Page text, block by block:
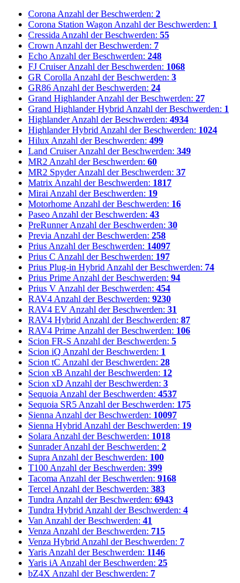
Corona Anzahl der Beschwerden: 2
Corona Station Wagon Anzahl der Beschwerden: 1
Cressida Anzahl der Beschwerden: 55
Crown Anzahl der Beschwerden: 7
Echo Anzahl der Beschwerden: 248
FJ Cruiser Anzahl der Beschwerden: 1068
GR Corolla Anzahl der Beschwerden: 3
GR86 Anzahl der Beschwerden: 24
Grand Highlander Anzahl der Beschwerden: 27
Grand Highlander Hybrid Anzahl der Beschwerden: 1
Highlander Anzahl der Beschwerden: 4934
Highlander Hybrid Anzahl der Beschwerden: 1024
Hilux Anzahl der Beschwerden: 499
Land Cruiser Anzahl der Beschwerden: 349
MR2 Anzahl der Beschwerden: 60
MR2 Spyder Anzahl der Beschwerden: 37
Matrix Anzahl der Beschwerden: 1817
Mirai Anzahl der Beschwerden: 19
Motorhome Anzahl der Beschwerden: 16
Paseo Anzahl der Beschwerden: 43
PreRunner Anzahl der Beschwerden: 30
Previa Anzahl der Beschwerden: 258
Prius Anzahl der Beschwerden: 14097
Prius C Anzahl der Beschwerden: 197
Prius Plug-in Hybrid Anzahl der Beschwerden: 74
Prius Prime Anzahl der Beschwerden: 94
Prius V Anzahl der Beschwerden: 454
RAV4 Anzahl der Beschwerden: 9230
RAV4 EV Anzahl der Beschwerden: 31
RAV4 Hybrid Anzahl der Beschwerden: 87
RAV4 Prime Anzahl der Beschwerden: 106
Scion FR-S Anzahl der Beschwerden: 5
Scion iQ Anzahl der Beschwerden: 1
Scion tC Anzahl der Beschwerden: 28
Scion xB Anzahl der Beschwerden: 12
Scion xD Anzahl der Beschwerden: 3
Sequoia Anzahl der Beschwerden: 4537
Sequoia SR5 Anzahl der Beschwerden: 175
Sienna Anzahl der Beschwerden: 10097
Sienna Hybrid Anzahl der Beschwerden: 19
Solara Anzahl der Beschwerden: 1018
Sunrader Anzahl der Beschwerden: 2
Supra Anzahl der Beschwerden: 100
T100 Anzahl der Beschwerden: 399
Tacoma Anzahl der Beschwerden: 9168
Tercel Anzahl der Beschwerden: 383
Tundra Anzahl der Beschwerden: 6943
Tundra Hybrid Anzahl der Beschwerden: 4
Van Anzahl der Beschwerden: 41
Venza Anzahl der Beschwerden: 715
Venza Hybrid Anzahl der Beschwerden: 7
Yaris Anzahl der Beschwerden: 1146
Yaris iA Anzahl der Beschwerden: 25
bZ4X Anzahl der Beschwerden: 7